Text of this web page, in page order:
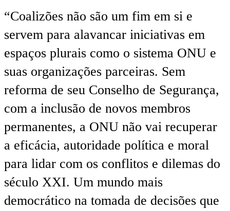
“Coalizões não são um fim em si e
servem para alavancar iniciativas em
espaços plurais como o sistema ONU e
suas organizações parceiras. Sem
reforma de seu Conselho de Segurança,
com a inclusão de novos membros
permanentes, a ONU não vai recuperar
a eficácia, autoridade política e moral
para lidar com os conflitos e dilemas do
século XXI. Um mundo mais
democrático na tomada de decisões que